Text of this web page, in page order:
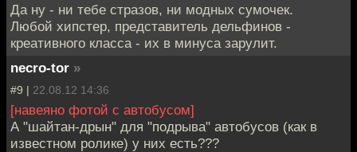
Да ну - ни тебе стразов, ни модных сумочек.
Любой хипстер, представитель дельфинов -
креативного класса - их в минуса зарулит.
necro-tor »
#9 | 22.08.12 14:36
[навеяно фотой с автобусом]
А "шайтан-дрын" для "подрыва" автобусов (как в
известном ролике) у них есть???